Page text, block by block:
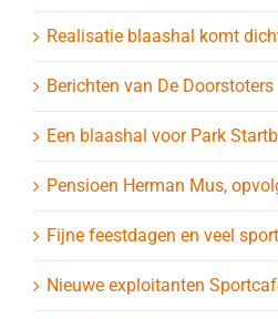
Realisatie blaashal komt
Berichten van De Doorstoters
Een blaashal voor Park
Pensioen Herman Mus,
Fijne feestdagen en veel
Nieuwe exploitanten